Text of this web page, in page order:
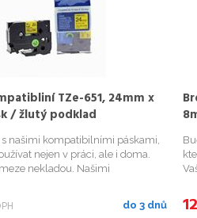
TZe-651, 24mm x
/ žlutý podklad
našimi kompatibilními páskami,
nejen v práci, ale i doma.
nekladou. Našimi
v kuchyni, květináče či
krabi...
do 3 dnů